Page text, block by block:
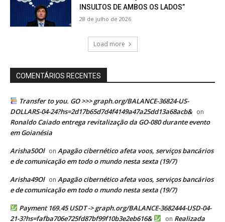
INSULTOS DE AMBOS OS LADOS”
28 de julho de 2026
Load more
COMENTÁRIOS RECENTES
Transfer to you. GO >>> graph.org/BALANCE-36824-US-
DOLLARS-04-24?hs=2d17b65d7d4f4149a47a25dd13a68acb& on
Ronaldo Caiado entrega revitalização da GO-080 durante evento
em Goianésia
Arisha50Ol on Apagão cibernético afeta voos, serviços bancários
e de comunicação em todo o mundo nesta sexta (19/7)
Arisha49Ol on Apagão cibernético afeta voos, serviços bancários
e de comunicação em todo o mundo nesta sexta (19/7)
Payment 169.45 USDT -> graph.org/BALANCE-3682444-USD-04-
21-3?hs=fafba706e725fd87bf99f10b3e2eb616&
on Realizada